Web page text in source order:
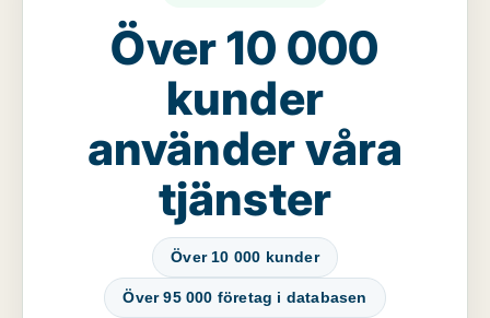
Över 10 000
kunder
använder våra
tjänster
Över 10 000 kunder
Över 95 000 företag i databasen